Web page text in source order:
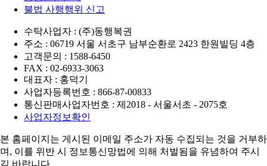
불법 사행행위 신고
수탁사업자 : (주)동행복권
주소 : 06719 서울 서초구 남부순환로 2423 한원빌딩 4층
고객문의 : 1588-6450
FAX : 02-6933-3063
대표자 : 홍덕기
사업자등록번호 : 866-87-00833
통신판매사업자번호 : 제2018 - 서울서초 - 2075호
사업자정보확인
본 홈페이지는 게시된 이메일 주소가 자동 수집되는 것을 거부하
며, 이를 위반 시 정보통신망법에 의해 처벌됨을 유념하여 주시